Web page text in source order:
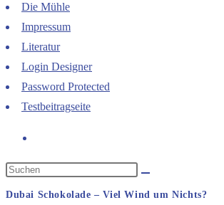
Die Mühle
Impressum
Literatur
Login Designer
Password Protected
Testbeitragseite
Dubai Schokolade – Viel Wind um Nichts?